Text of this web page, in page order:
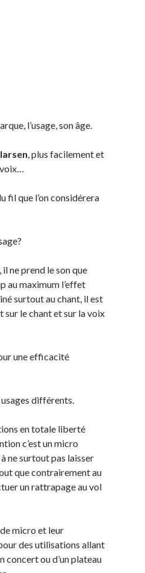
l’usage, son âge.
larsen, plus facilement et
voix…
fil que l’on considérera
, il ne prend le son que
au maximum l’effet
surtout au chant, il est
sur le chant et sur la voix
une efficacité
différents.
en totale liberté
c’est un micro
ne surtout pas laisser
que contrairement au
un rattrapage au vol
micro et leur
des utilisations allant
concert ou d’un plateau